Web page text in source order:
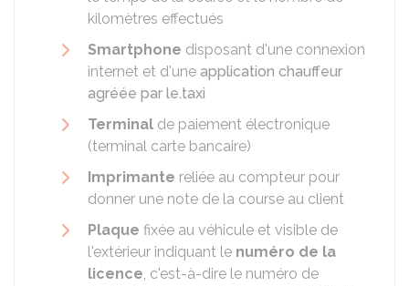
kilomètres effectués
Smartphone disposant d'une connexion
internet et d'une application chauffeur
agréée par le.taxi
Terminal de paiement électronique
(terminal carte bancaire)
Imprimante reliée au compteur pour
donner une note de la course au client
Plaque fixée au véhicule et visible de
l'extérieur indiquant le numéro de la
licence, c'est-à-dire le numéro de